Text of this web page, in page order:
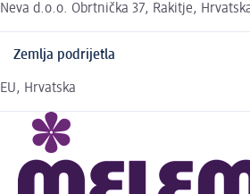
Neva d.o.o. Obrtnička 37, Rakitje,
Zemlja podrijetla
EU, Hrvatska